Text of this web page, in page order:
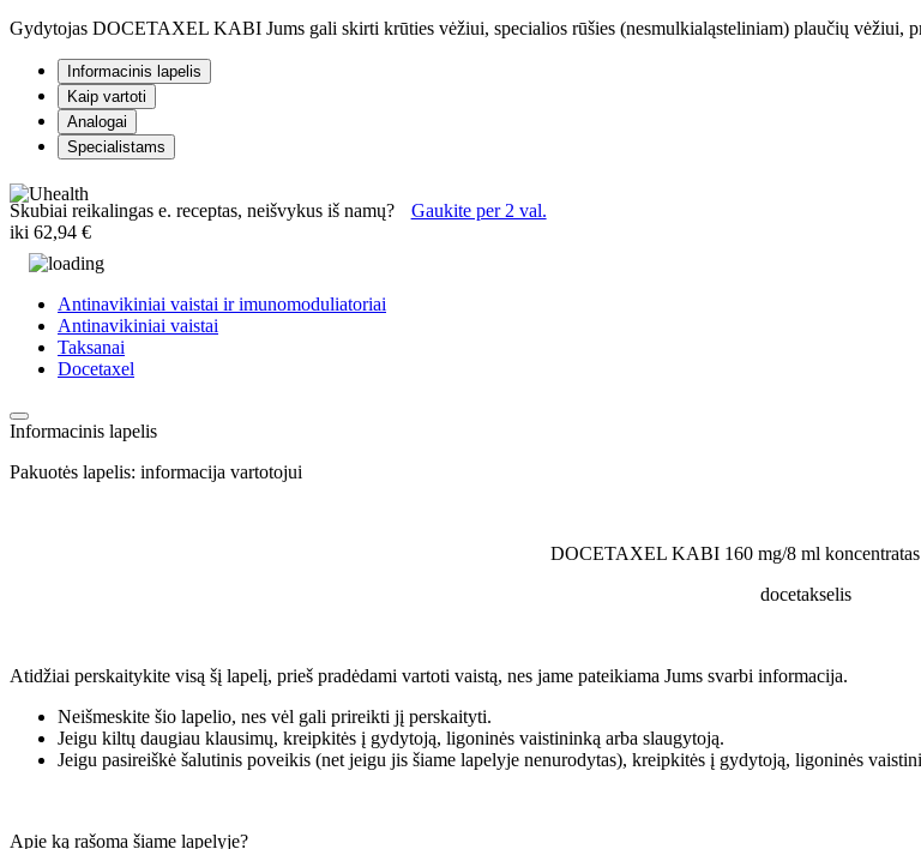
Gydytojas DOCETAXEL KABI Jums gali skirti krūties vėžiui, specialios rūšies (nesmulkialąsteliniam) plaučių vėžiui,
Informacinis lapelis
Kaip vartoti
Analogai
Specialistams
Skubiai reikalingas e. receptas, neišvykus iš namų?
Gaukite per 2 val.
iki 62,94 €
Antinavikiniai vaistai ir imunomoduliatoriai
Antinavikiniai vaistai
Taksanai
Docetaxel
Informacinis lapelis
Pakuotės lapelis: informacija vartotojui
DOCETAXEL KABI 160 mg/8 ml
docetakselis
Atidžiai perskaitykite visą šį lapelį, prieš pradėdami vartoti vaistą, nes jame pateikiama Jums svarbi informacija.
Neišmeskite šio lapelio, nes vėl gali prireikti jį perskaityti.
Jeigu kiltų daugiau klausimų, kreipkitės į gydytoją, ligoninės vaistininką arba slaugytoją.
Jeigu pasireiškė šalutinis poveikis (net jeigu jis šiame lapelyje nenurodytas), kreipkitės į gydytoją, ligoninės
Apie ką rašoma šiame lapelyje?